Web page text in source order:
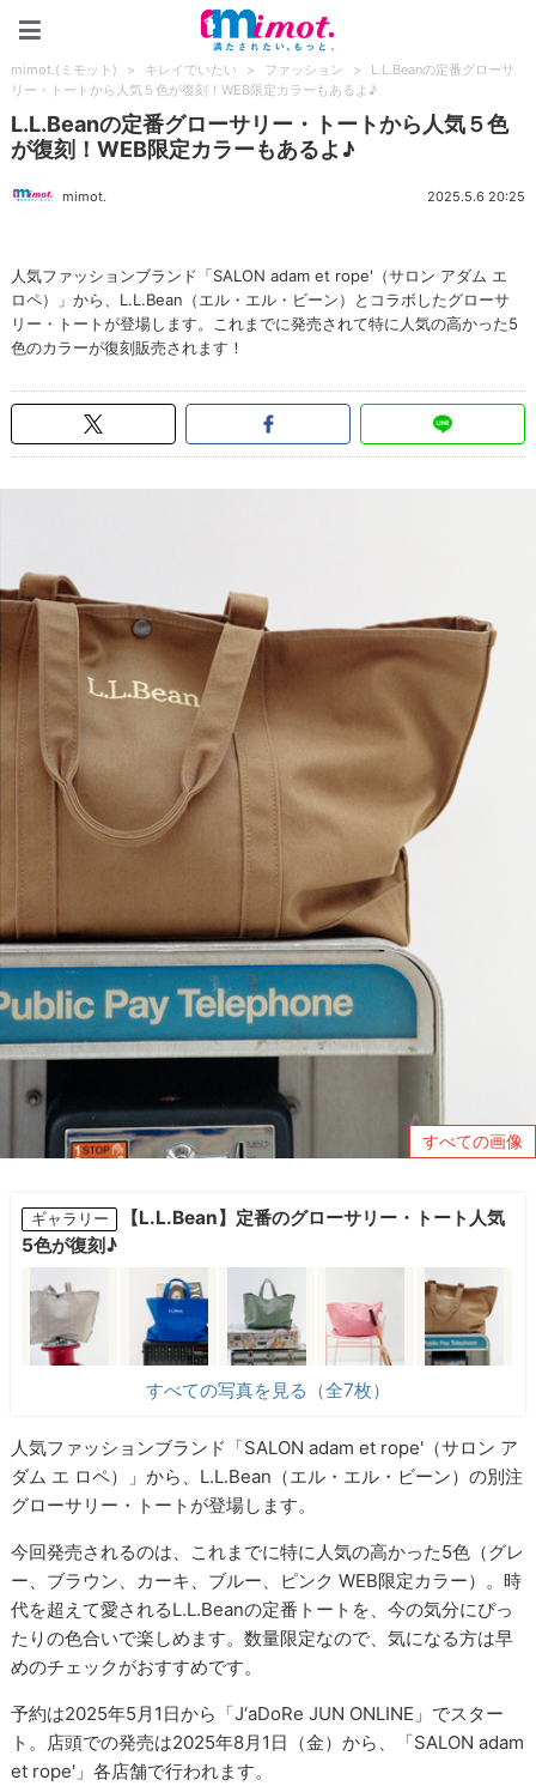
mimot.(ミモット) > キレイでいたい > ファッション >
L.L.Beanの定番グローサ
リー・トートから人気５色が復刻！WEB限定カラーもあるよ♪
L.L.Beanの定番グローサリー・トートから人気５色
が復刻！WEB限定カラーもあるよ♪
mimot. 2025.5.6 20:25
人気ファッションブランド「SALON adam et rope'（サロン アダム エ
ロペ）」から、L.L.Bean（エル・エル・ビーン）とコラボしたグローサ
リー・トートが登場します。これまでに発売されて特に人気の高かった5
色のカラーが復刻販売されます！
すべての画像
ギャラリー
【L.L.Bean】定番のグローサリー・トート人気
5色が復刻♪
すべての写真を見る（全7枚）
人気ファッションブランド「SALON adam et rope'（サロン ア
ダム エ ロペ）」から、L.L.Bean（エル・エル・ビーン）の別注
グローサリー・トートが登場します。
今回発売されるのは、これまでに特に人気の高かった5色（グレ
ー、ブラウン、カーキ、ブルー、ピンク WEB限定カラー）。時
代を超えて愛されるL.L.Beanの定番トートを、今の気分にぴっ
たりの色合いで楽しめます。数量限定なので、気になる方は早
めのチェックがおすすめです。
予約は2025年5月1日から「J‘aDoRe JUN ONLINE」でスター
ト。店頭での発売は2025年8月1日（金）から、「SALON adam
et rope'」各店舗で行われます。